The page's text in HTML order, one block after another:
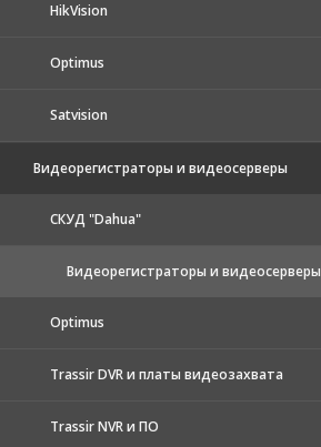
HikVision
Optimus
Satvision
Видеорегистраторы и видеосерверы
CКУД "Dahua"
Видеорегистраторы и видеосерверы
Optimus
Trassir DVR и платы видеозахвата
Trassir NVR и ПО